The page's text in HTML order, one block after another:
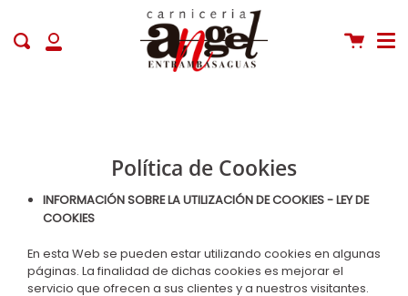
+80 € Envío GRATIS (península)
Mi
Buscar Carrito
Política de Cookies
INFORMACIÓN SOBRE LA UTILIZACIÓN DE COOKIES - LEY DE
COOKIES
En esta Web se pueden estar utilizando cookies en algunas
páginas. La finalidad de dichas cookies es mejorar el
servicio que ofrecen a sus clientes y a nuestros visitantes.